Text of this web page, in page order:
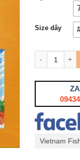
Size dây
Vietnam